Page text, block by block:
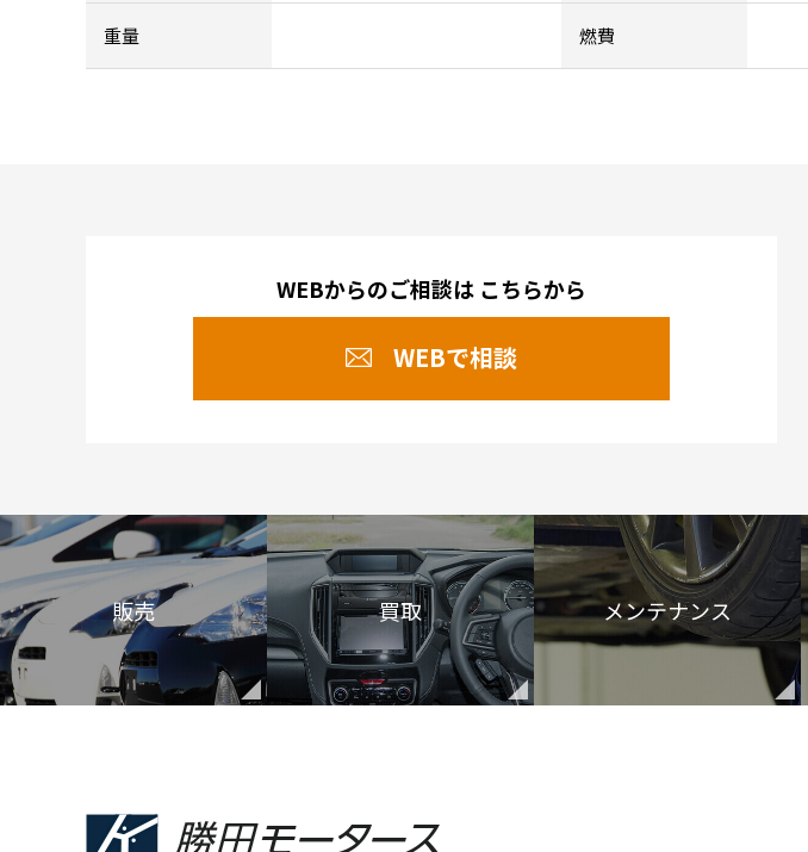
重量 燃費
WEBからのご相談は こちらから
WEBで相談
販売 買取 メンテナンス